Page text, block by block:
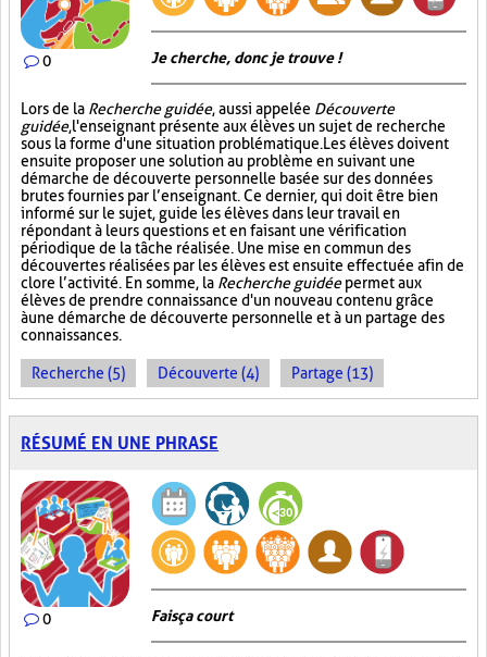
0 Je cherche, donc je trouve !
Lors de la Recherche guidée, aussi appelée Découverte
guidée, l'enseignant présente aux élèves un sujet de recherche
sous la forme d'une situation problématique. Les élèves doivent
ensuite proposer une solution au problème en suivant une
démarche de découverte personnelle basée sur des données
brutes fournies par l’enseignant. Ce dernier, qui doit être bien
informé sur le sujet, guide les élèves dans leur travail en
répondant à leurs questions et en faisant une vérification
périodique de la tâche réalisée. Une mise en commun des
découvertes réalisées par les élèves est ensuite effectuée afin de
clore l’activité. En somme, la Recherche guidéepermet aux
élèves de prendre connaissance d'un nouveau contenu grâce
à une démarche de découverte personnelle et à un partage des
connaissances.
Recherche (5) Découverte (4) Partage (13)
RÉSUMÉ EN UNE PHRASE
0 Fais ça court